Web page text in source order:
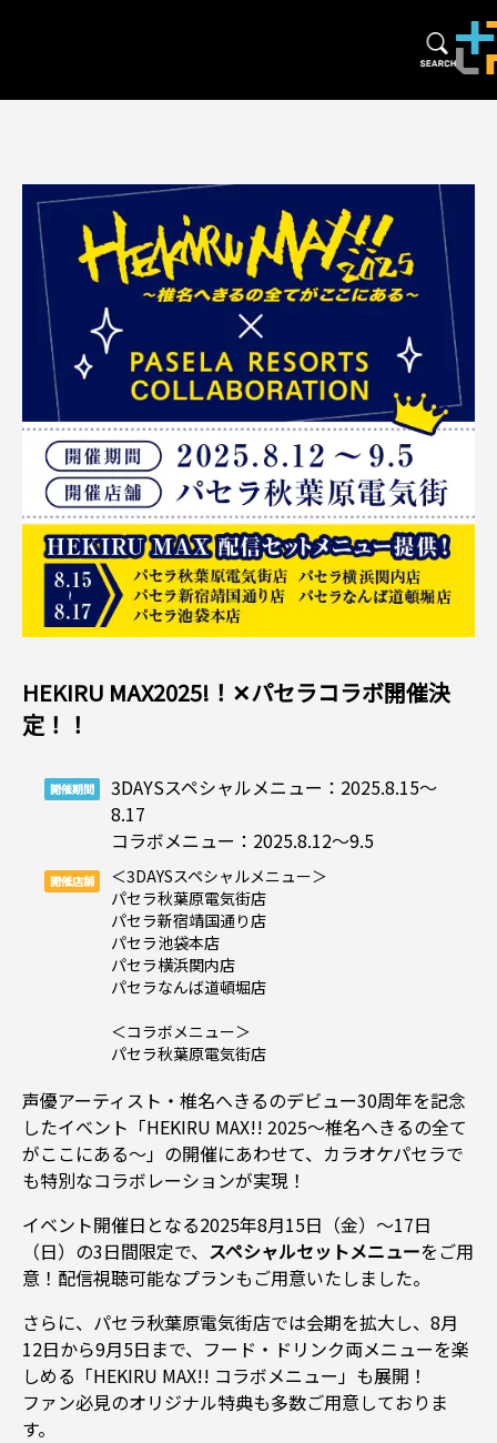
HEKIRU MAX2025!！✕パセラコラボ開催決
定！！
開催期間
3DAYSスペシャルメニュー：2025.8.15～
8.17
コラボメニュー：2025.8.12～9.5
開催店舗
＜3DAYSスペシャルメニュー＞
パセラ秋葉原電気街店
パセラ新宿靖国通り店
パセラ池袋本店
パセラ横浜関内店
パセラなんば道頓堀店
＜コラボメニュー＞
パセラ秋葉原電気街店
声優アーティスト・椎名へきるのデビュー30周年を記念
したイベント「HEKIRU MAX!! 2025～椎名へきるの全て
がここにある～」の開催にあわせて、カラオケパセラで
も特別なコラボレーションが実現！
イベント開催日となる2025年8月15日（金）〜17日
（日）の3日間限定で、 スペシャルセットメニューをご用
意！配信視聴可能なプランもご用意いたしました。
さらに、パセラ秋葉原電気街店では会期を拡大し、8月
12日から9月5日まで、フード・ドリンク両メニューを楽
しめる「HEKIRU MAX!! コラボメニュー」も展開！
ファン必見のオリジナル特典も多数ご用意しておりま
す。